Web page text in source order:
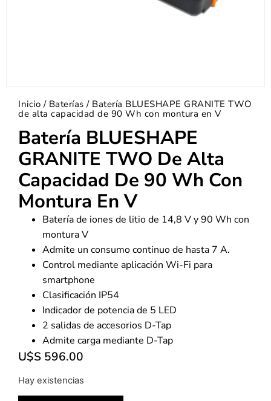
Inicio / Baterías / Batería BLUESHAPE GRANITE TWO
de alta capacidad de 90 Wh con montura en V
Batería BLUESHAPE
GRANITE TWO De Alta
Capacidad De 90 Wh Con
Montura En V
Batería de iones de litio de 14,8 V y 90 Wh con
montura V
Admite un consumo continuo de hasta 7 A.
Control mediante aplicación Wi-Fi para
smartphone
Clasificación IP54
Indicador de potencia de 5 LED
2 salidas de accesorios D-Tap
Admite carga mediante D-Tap
U$S 596.00
Hay existencias